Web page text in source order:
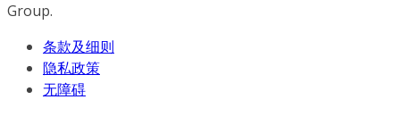
Group.
条款及细则
隐私政策
无障碍